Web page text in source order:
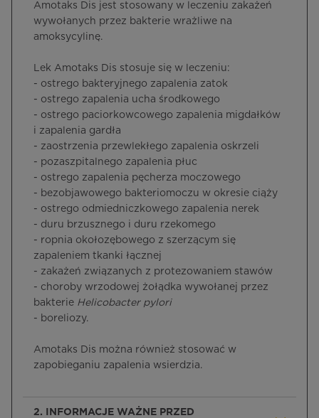
Amotaks Dis jest stosowany w leczeniu zakażeń
wywołanych przez bakterie wrażliwe na
amoksycylinę.
Lek Amotaks Dis stosuje się w leczeniu:
- ostrego bakteryjnego zapalenia zatok
- ostrego zapalenia ucha środkowego
- ostrego paciorkowcowego zapalenia migdałków
i zapalenia gardła
- zaostrzenia przewlekłego zapalenia oskrzeli
- pozaszpitalnego zapalenia płuc
- ostrego zapalenia pęcherza moczowego
- bezobjawowego bakteriomoczu w okresie ciąży
- ostrego odmiedniczkowego zapalenia nerek
- duru brzusznego i duru rzekomego
- ropnia okołozębowego z szerzącym się
zapaleniem tkanki łącznej
- zakażeń związanych z protezowaniem stawów
- choroby wrzodowej żołądka wywołanej przez
bakterie Helicobacter pylori
- boreliozy.
Amotaks Dis można również stosować w
zapobieganiu zapalenia wsierdzia.
2. INFORMACJE WAŻNE PRZED